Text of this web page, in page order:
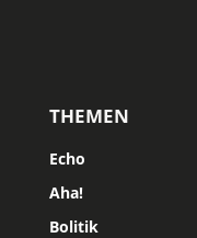
THEMEN
Echo
Aha!
Bolitik